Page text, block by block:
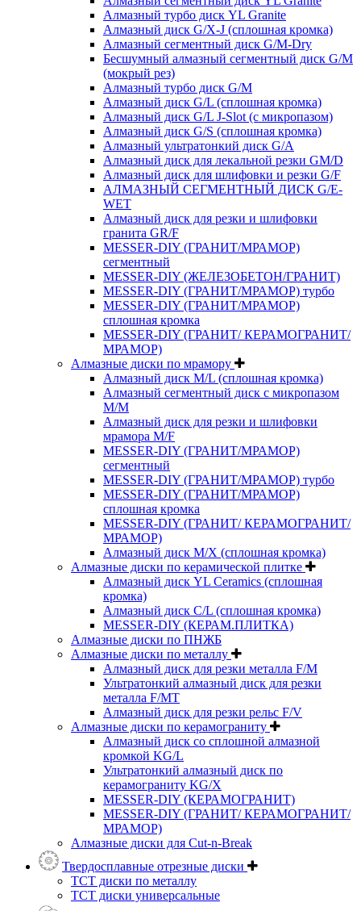
Алмазный турбо диск YL Granite
Алмазный диск G/X-J (сплошная кромка)
Алмазный сегментный диск G/M-Dry
Бесшумный алмазный сегментный диск G/M
(мокрый рез)
Алмазный турбо диск G/M
Алмазный диск G/L (сплошная кромка)
Алмазный диск G/L J-Slot (с микропазом)
Алмазный диск G/S (сплошная кромка)
Алмазный ультратонкий диск G/A
Алмазный диск для лекальной резки GM/D
Алмазный диск для шлифовки и резки G/F
АЛМАЗНЫЙ СЕГМЕНТНЫЙ ДИСК G/E-
WET
Алмазный диск для резки и шлифовки
гранита GR/F
MESSER-DIY (ГРАНИТ/МРАМОР)
сегментный
MESSER-DIY (ЖЕЛЕЗОБЕТОН/ГРАНИТ)
MESSER-DIY (ГРАНИТ/МРАМОР) турбо
MESSER-DIY (ГРАНИТ/МРАМОР)
сплошная кромка
MESSER-DIY (ГРАНИТ/ КЕРАМОГРАНИТ/
МРАМОР)
Алмазные диски по мрамору
Алмазный диск M/L (сплошная кромка)
Алмазный сегментный диск с микропазом
M/M
Алмазный диск для резки и шлифовки
мрамора M/F
MESSER-DIY (ГРАНИТ/МРАМОР)
сегментный
MESSER-DIY (ГРАНИТ/МРАМОР) турбо
MESSER-DIY (ГРАНИТ/МРАМОР)
сплошная кромка
MESSER-DIY (ГРАНИТ/ КЕРАМОГРАНИТ/
МРАМОР)
Алмазный диск M/X (сплошная кромка)
Алмазные диски по керамической плитке
Алмазный диск YL Ceramics (сплошная
кромка)
Алмазный диск C/L (сплошная кромка)
MESSER-DIY (КЕРАМ.ПЛИТКА)
Алмазные диски по ПНЖБ
Алмазные диски по металлу
Алмазный диск для резки металла F/M
Ультратонкий алмазный диск для резки
металла F/MT
Алмазный диск для резки рельс F/V
Алмазные диски по керамограниту
Алмазный диск со сплошной алмазной
кромкой KG/L
Ультратонкий алмазный диск по
керамограниту KG/X
MESSER-DIY (КЕРАМОГРАНИТ)
MESSER-DIY (ГРАНИТ/ КЕРАМОГРАНИТ/
МРАМОР)
Алмазные диски для Cut-n-Break
Твердосплавные отрезные диски
ТСТ диски по металлу
ТСТ диски универсальные